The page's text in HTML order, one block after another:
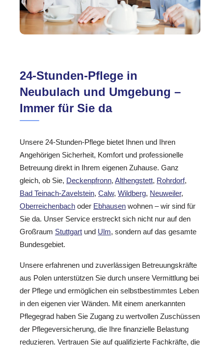
24-Stunden-Pflege in
Neubulach und Umgebung –
Immer für Sie da
Unsere 24-Stunden-Pflege bietet Ihnen und Ihren
Angehörigen Sicherheit, Komfort und professionelle
Betreuung direkt in Ihrem eigenen Zuhause. Ganz
gleich, ob Sie, Deckenpfronn, Althengstett, Rohrdorf,
Bad Teinach-Zavelstein, Calw, Wildberg, Neuweiler,
Oberreichenbach oder Ebhausen wohnen – wir sind für
Sie da. Unser Service erstreckt sich nicht nur auf den
Großraum Stuttgart und Ulm, sondern auf das gesamte
Bundesgebiet.
Unsere erfahrenen und zuverlässigen Betreuungskräfte
aus Polen unterstützen Sie durch unsere Vermittlung bei
der Pflege und ermöglichen ein selbstbestimmtes Leben
in den eigenen vier Wänden. Mit einem anerkannten
Pflegegrad haben Sie Zugang zu wertvollen Zuschüssen
der Pflegeversicherung, die Ihre finanzielle Belastung
reduzieren. Vertrauen Sie auf qualifizierte Fachkräfte, die